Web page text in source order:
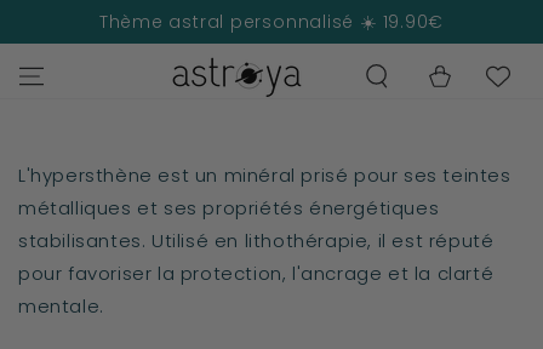
IGNORER LE
CONTENUThème astral personnalisé ☀️ 19.90€
Panier
L'hypersthène est un minéral prisé pour ses teintes
métalliques et ses propriétés énergétiques
stabilisantes. Utilisé en lithothérapie, il est réputé
pour favoriser la protection, l'ancrage et la clarté
mentale.